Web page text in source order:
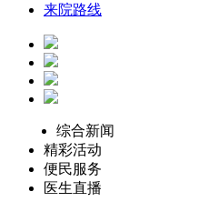
来院路线
综合新闻
精彩活动
便民服务
医生直播